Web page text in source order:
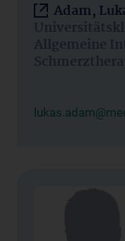
Adam,
Allgemeine